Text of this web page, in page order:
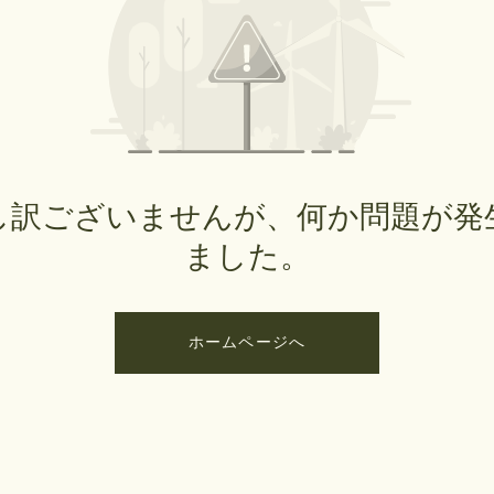
訳ございませんが、何か問題が発
ました。
ホームページへ